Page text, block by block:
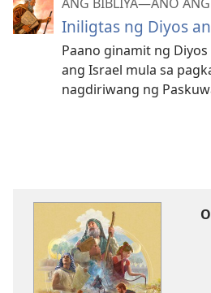
Iniligtas ng Diyos
Paano ginamit ng
ang Israel mula sa
nagdiriwang ng